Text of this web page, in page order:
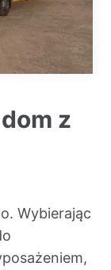
z
Wybierając